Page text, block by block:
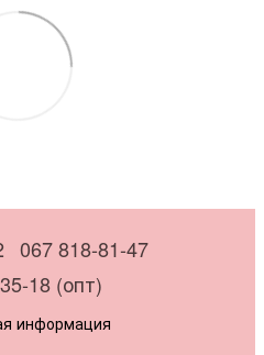
067 818-81-47
18 (опт)
информация